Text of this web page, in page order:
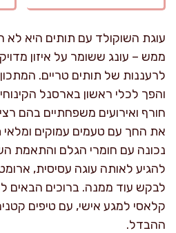
עוגת השוקולד עם תותים היא לא
ממש – עונג ששומר על איזון
לרעננות של תותים טריים.
והפך לכלי ראשון בארסנל
חורף ואירועים משפחתיים בהם
את החך עם טעמים עמוקים ומלאי
נכונה עם חומרי הגלם והתאמת
להגיע לאותה עוגה עסיסית,
לבקש עוד ממנה. ברוכים הבאים
קלאסי למגע אישי, עם טיפים
ההבדל.